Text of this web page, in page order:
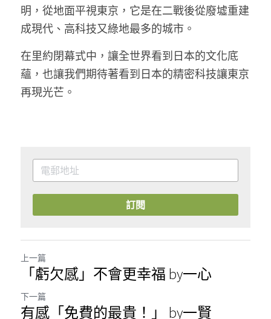
明，從地面平視東京，它是在二戰後從廢墟重建
成現代、高科技又綠地最多的城市。
在里約閉幕式中，讓全世界看到日本的文化底
蘊，也讓我們期待著看到日本的精密科技讓東京
再現光芒。
訂閱
上一篇
「虧欠感」不會更幸福 by一心
下一篇
有感「免費的最貴！」 by一賢